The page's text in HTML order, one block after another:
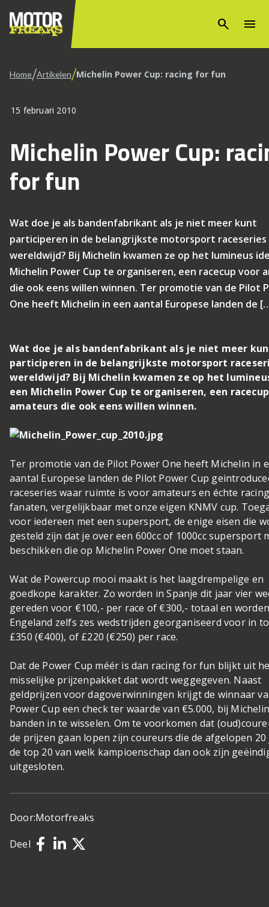
search menu
Home/Artikelen/Michelin Power Cup: racing for fun
15 februari 2010
Michelin Power Cup:
for fun
Wat doe je als bandenfabrikant als je niet meer kunt
participeren in de belangrijkste motorsport raceseries
wereldwijd? Bij Michelin kwamen ze op het lumineus
Michelin Power Cup te organiseren, een racecup voor
die ook eens willen winnen. Ter promotie van de Pilot
One heeft Michelin in een aantal Europese landen de
Wat doe je als bandenfabrikant als je niet meer
participeren in de belangrijkste motorsport
wereldwijd? Bij Michelin kwamen ze op het
een Michelin Power Cup te organiseren, een
amateurs die ook eens willen winnen.
Ter promotie van de Pilot Power One heeft Michelin in
aantal Europese landen de Pilot Power Cup
raceseries waar ruimte is voor amateurs en échte
fanaten, vergelijkbaar met onze eigen KNMV cup.
voor iedereen met een supersport, de enige eisen die
gesteld zijn dat je over een 600cc of 1000cc supersport
beschikken die op Michelin Power One moet staan.
Wat de Powercup mooi maakt is het laagdrempelige en
goedkope karakter. Zo worden in Spanje dit jaar vier
gereden voor €100,- per race of €300,- totaal en
Engeland zelfs zes wedstrijden georganiseerd voor in
£350 (€400), of £220 (€250) per race.
Dat de Power Cup méér is dan racing for fun blijkt uit
misselijke prijzenpakket dat wordt weggegeven. Naast
geldprijzen voor dagoverwinningen krijgt de winnaar
Power Cup een check ter waarde van €5.000, bij
banden in te wisselen. Om te voorkomen dat
de prijzen gaan lopen zijn coureurs die de afgelopen
de top 20 van welk kampioenschap dan ook zijn
uitgesloten.
Door:Motorfreaks
Deel